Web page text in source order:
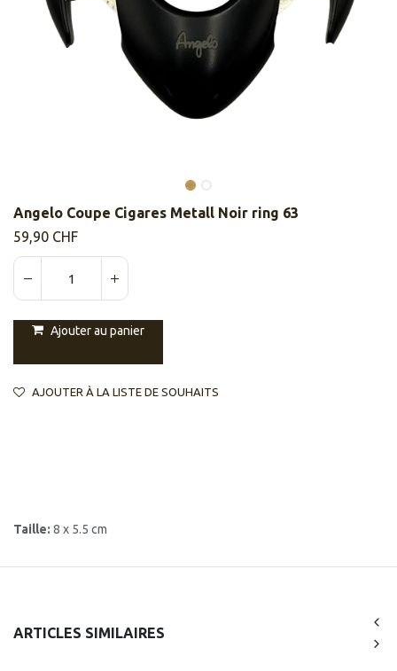
Angelo Coupe Cigares Metall Noir ring 63
59,90 CHF
Ajouter au panier
AJOUTER À LA LISTE DE SOUHAITS
Taille: 8 x 5.5 cm
ARTICLES SIMILAIRES